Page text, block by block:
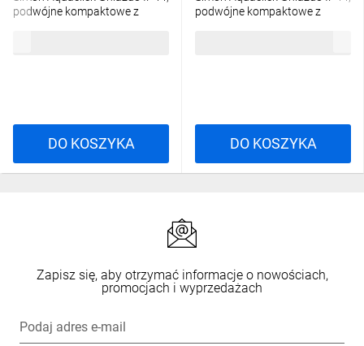
podwójne kompaktowe z
DO KOSZYKA
podwójne kompaktowe z
DO KOSZYKA
Zapisz się, aby otrzymać informacje o nowościach,
promocjach i wyprzedażach
Podaj adres e-mail